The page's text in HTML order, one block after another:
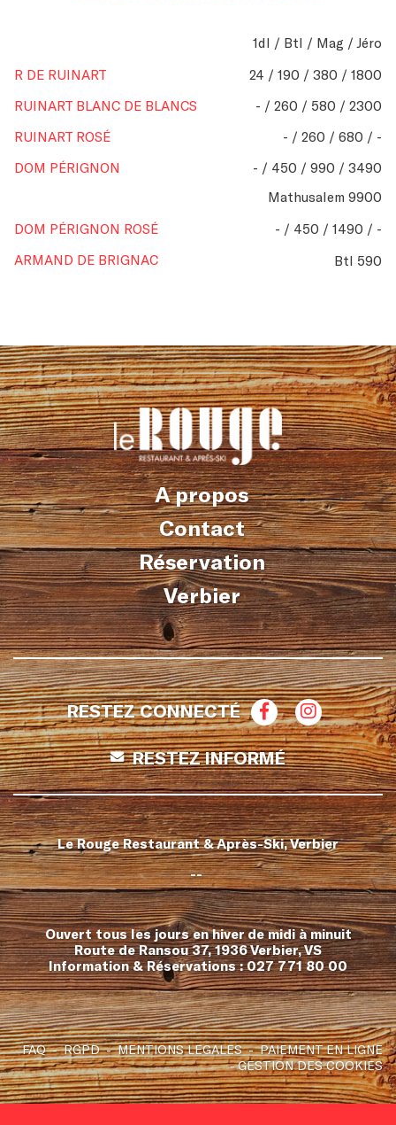
1dl / Btl / Mag / Jéro
R DE RUINART
24 / 190 / 380 / 1800
RUINART BLANC DE BLANCS
- / 260 / 580 / 2300
RUINART ROSÉ
- / 260 / 680 / -
DOM PÉRIGNON
- / 450 / 990 / 3490
Mathusalem 9900
DOM PÉRIGNON ROSÉ
- / 450 / 1490 / -
ARMAND DE BRIGNAC
Btl 590
A propos
Contact
Réservation
Verbier
RESTEZ CONNECTÉ
RESTEZ INFORMÉ
Le Rouge Restaurant & Après-Ski, Verbier
--
Ouvert tous les jours en hiver de midi à minuit
Route de Ransou 37, 1936 Verbier, VS
Information & Réservations :027 771 80 00
FAQ RGPD MENTIONS LEGALES
PAIEMENT EN LIGNE
GESTION DES COOKIES